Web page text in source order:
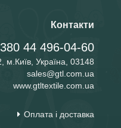
Контакти
44 496-04-60
м.Київ, Україна, 03148
sales@gtl.com.ua
www.gtltextile.com.ua
Оплата і доставка